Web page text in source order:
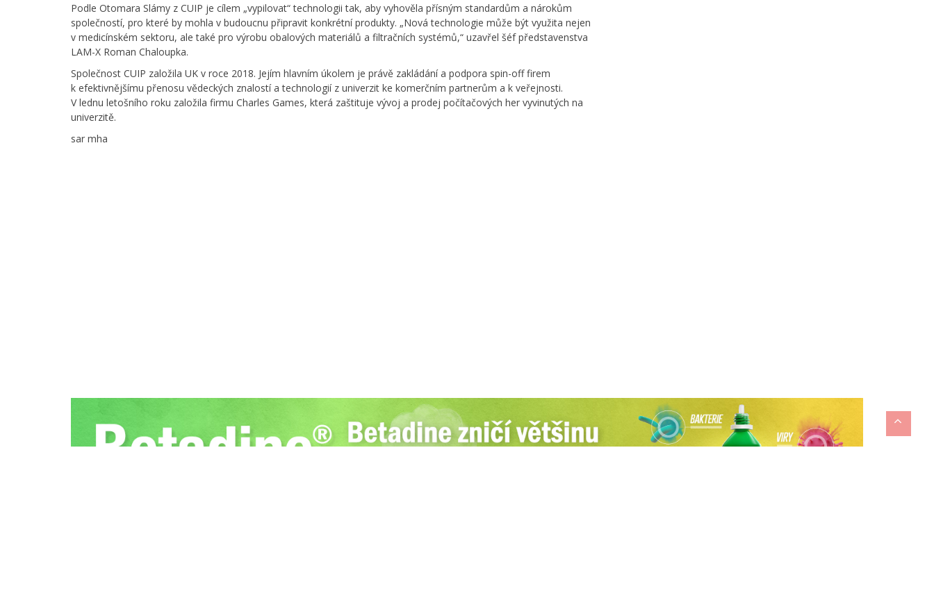
Podle Otomara Slámy z CUIP je cílem „vypilovat“ technologii tak, aby vyhověla přísným standardům a nárokům
společností, pro které by mohla v budoucnu připravit konkrétní produkty. „Nová technologie může být využita nejen
v medicínském sektoru, ale také pro výrobu obalových materiálů a filtračních systémů,“ uzavřel šéf představenstva
LAM-X Roman Chaloupka.
Společnost CUIP založila UK v roce 2018. Jejím hlavním úkolem je právě zakládání a podpora spin-off firem
k efektivnějšímu přenosu vědeckých znalostí a technologií z univerzit ke komerčním partnerům a k veřejnosti.
V lednu letošního roku založila firmu Charles Games, která zaštituje vývoj a prodej počítačových her vyvinutých na
univerzitě.
sar mha